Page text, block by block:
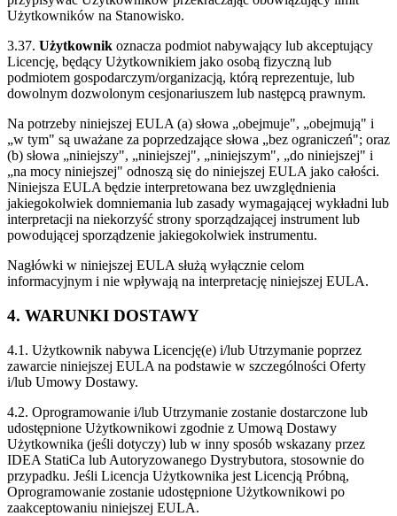
Użytkowników na Stanowisko.
3.37. Użytkownik oznacza podmiot nabywający lub akceptujący
Licencję, będący Użytkownikiem jako osobą fizyczną lub
podmiotem gospodarczym/organizacją, którą reprezentuje, lub
dowolnym dozwolonym cesjonariuszem lub następcą prawnym.
Na potrzeby niniejszej EULA (a) słowa „obejmuje", „obejmują" i
„w tym" są uważane za poprzedzające słowa „bez ograniczeń"; oraz
(b) słowa „niniejszy", „niniejszej", „niniejszym", „do niniejszej" i
„na mocy niniejszej" odnoszą się do niniejszej EULA jako całości.
Niniejsza EULA będzie interpretowana bez uwzględnienia
jakiegokolwiek domniemania lub zasady wymagającej wykładni lub
interpretacji na niekorzyść strony sporządzającej instrument lub
powodującej sporządzenie jakiegokolwiek instrumentu.
Nagłówki w niniejszej EULA służą wyłącznie celom
informacyjnym i nie wpływają na interpretację niniejszej EULA.
4. WARUNKI DOSTAWY
4.1. Użytkownik nabywa Licencję(e) i/lub Utrzymanie poprzez
zawarcie niniejszej EULA na podstawie w szczególności Oferty
i/lub Umowy Dostawy.
4.2. Oprogramowanie i/lub Utrzymanie zostanie dostarczone lub
udostępnione Użytkownikowi zgodnie z Umową Dostawy
Użytkownika (jeśli dotyczy) lub w inny sposób wskazany przez
IDEA StatiCa lub Autoryzowanego Dystrybutora, stosownie do
przypadku. Jeśli Licencja Użytkownika jest Licencją Próbną,
Oprogramowanie zostanie udostępnione Użytkownikowi po
zaakceptowaniu niniejszej EULA.